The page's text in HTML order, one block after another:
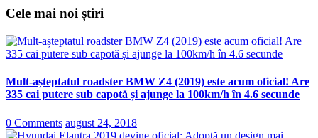
Cele mai noi știri
Mult-așteptatul roadster BMW Z4 (2019) este acum oficial! Are
335 cai putere sub capotă și ajunge la 100km/h în 4.6 secunde
0 Comments august 24, 2018